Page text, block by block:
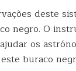
deste
negro. O
os
buraco